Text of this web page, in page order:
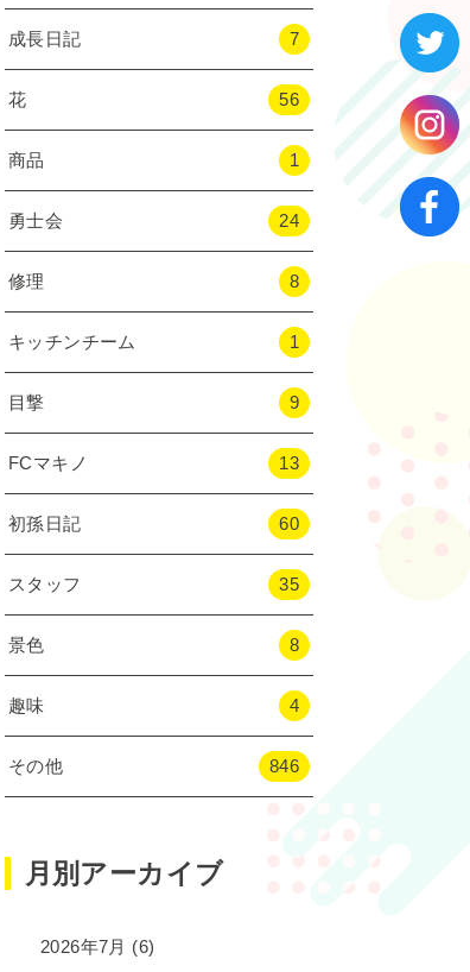
成長日記 7
花 56
商品 1
勇士会 24
修理 8
キッチンチーム 1
目撃 9
FCマキノ 13
初孫日記 60
スタッフ 35
景色 8
趣味 4
その他 846
月別アーカイブ
2026年7月 (6)